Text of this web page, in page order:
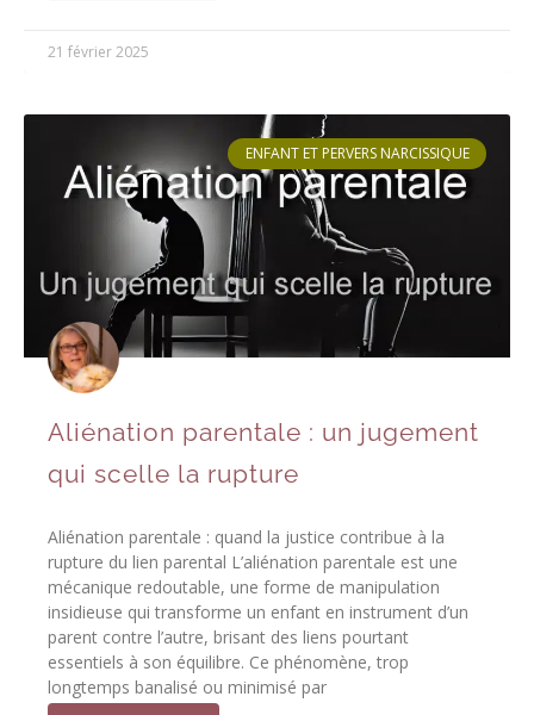
21 février 2025
ENFANT ET PERVERS NARCISSIQUE
Aliénation parentale : un jugement
qui scelle la rupture
Aliénation parentale : quand la justice contribue à la
rupture du lien parental L’aliénation parentale est une
mécanique redoutable, une forme de manipulation
insidieuse qui transforme un enfant en instrument d’un
parent contre l’autre, brisant des liens pourtant
essentiels à son équilibre. Ce phénomène, trop
longtemps banalisé ou minimisé par